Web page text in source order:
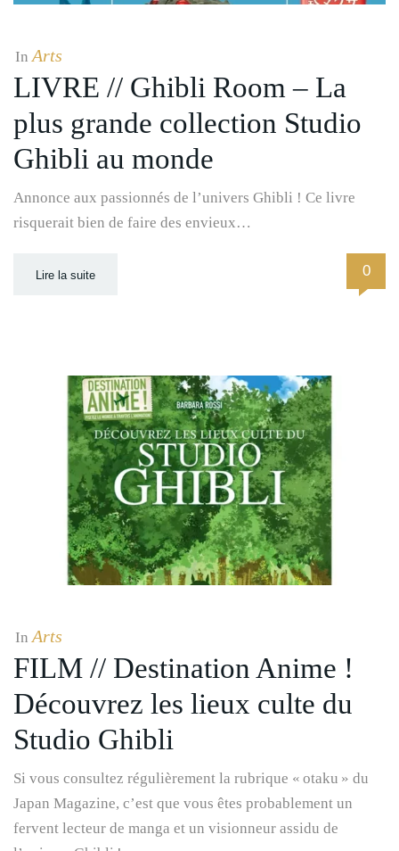
In Arts
LIVRE // Ghibli Room – La
plus grande collection Studio
Ghibli au monde
Annonce aux passionnés de l’univers Ghibli ! Ce livre
risquerait bien de faire des envieux…
Lire la suite 0
In Arts
FILM // Destination Anime !
Découvrez les lieux culte du
Studio Ghibli
Si vous consultez régulièrement la rubrique « otaku » du
Japan Magazine, c’est que vous êtes probablement un
fervent lecteur de manga et un visionneur assidu de